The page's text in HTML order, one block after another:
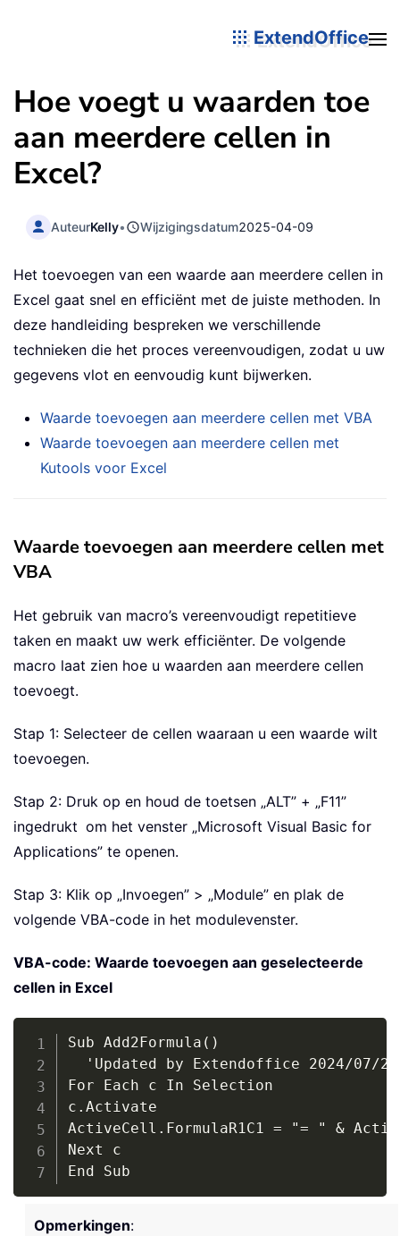
ExtendOffice
Hoe voegt u waarden toe
aan meerdere cellen in
Excel?
AuteurKelly• Wijzigingsdatum2025-04-09
Het toevoegen van een waarde aan meerdere cellen in
Excel gaat snel en efficiënt met de juiste methoden. In
deze handleiding bespreken we verschillende
technieken die het proces vereenvoudigen, zodat u uw
gegevens vlot en eenvoudig kunt bijwerken.
Waarde toevoegen aan meerdere cellen met VBA
Waarde toevoegen aan meerdere cellen met
Kutools voor Excel
Waarde toevoegen aan meerdere cellen met
VBA
Het gebruik van macro’s vereenvoudigt repetitieve
taken en maakt uw werk efficiënter. De volgende
macro laat zien hoe u waarden aan meerdere cellen
toevoegt.
Stap 1: Selecteer de cellen waaraan u een waarde wilt
toevoegen.
Stap 2: Druk op en houd de toetsen „ALT” + „F11”
ingedrukt om het venster „Microsoft Visual Basic for
Applications” te openen.
Stap 3: Klik op „Invoegen” > „Module” en plak de
volgende VBA-code in het modulevenster.
VBA-code: Waarde toevoegen aan geselecteerde
cellen in Excel
Sub Add2Formula()
  'Updated by Extendoffice 2024/07/23
For Each c In Selection
c.Activate
ActiveCell.FormulaR1C1 = "= " &
Next c
End Sub
Opmerkingen: